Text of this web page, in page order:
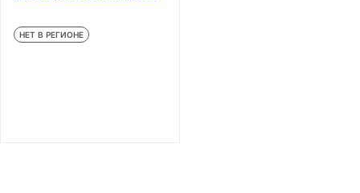
НЕТ В РЕГИОНЕ